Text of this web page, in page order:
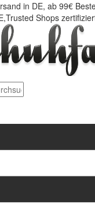
in DE, ab 99€
Shops